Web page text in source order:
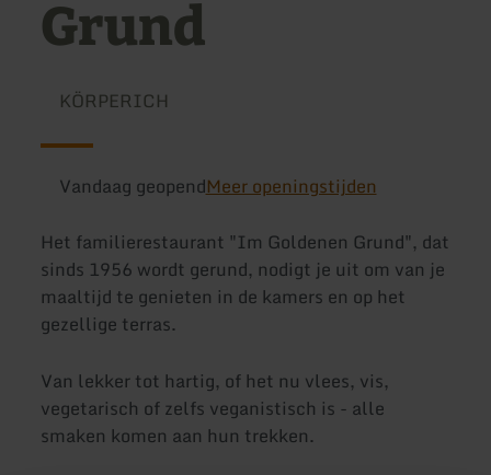
Grund
KÖRPERICH
Vandaag geopendMeer openingstijden
Het familierestaurant "Im Goldenen Grund", dat
sinds 1956 wordt gerund, nodigt je uit om van je
maaltijd te genieten in de kamers en op het
gezellige terras.
Van lekker tot hartig, of het nu vlees, vis,
vegetarisch of zelfs veganistisch is - alle
smaken komen aan hun trekken.